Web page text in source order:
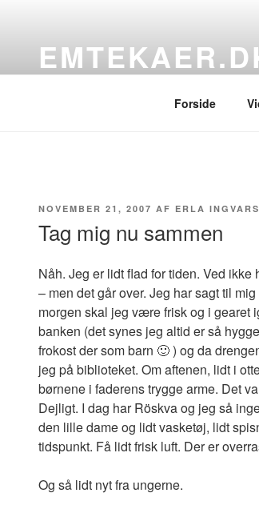
indhold
Forside
UDGIVET
NOVEMBER 21, 2007 AF ERLA
Tag mig nu sammen
Nåh. Jeg er lidt flad for tiden. Ved
– men det går over. Jeg har sagt til
morgen skal jeg være frisk og i gearet
banken (det synes jeg altid er så
frokost der som barn 🙂 ) og da
jeg på biblioteket. Om aftenen, lidt i
børnene i faderens trygge arme. Det
Dejligt. I dag har Röskva og jeg så
den lille dame og lidt vasketøj, lidt
tidspunkt. Få lidt frisk luft. Der er
Og så lidt nyt fra ungerne.